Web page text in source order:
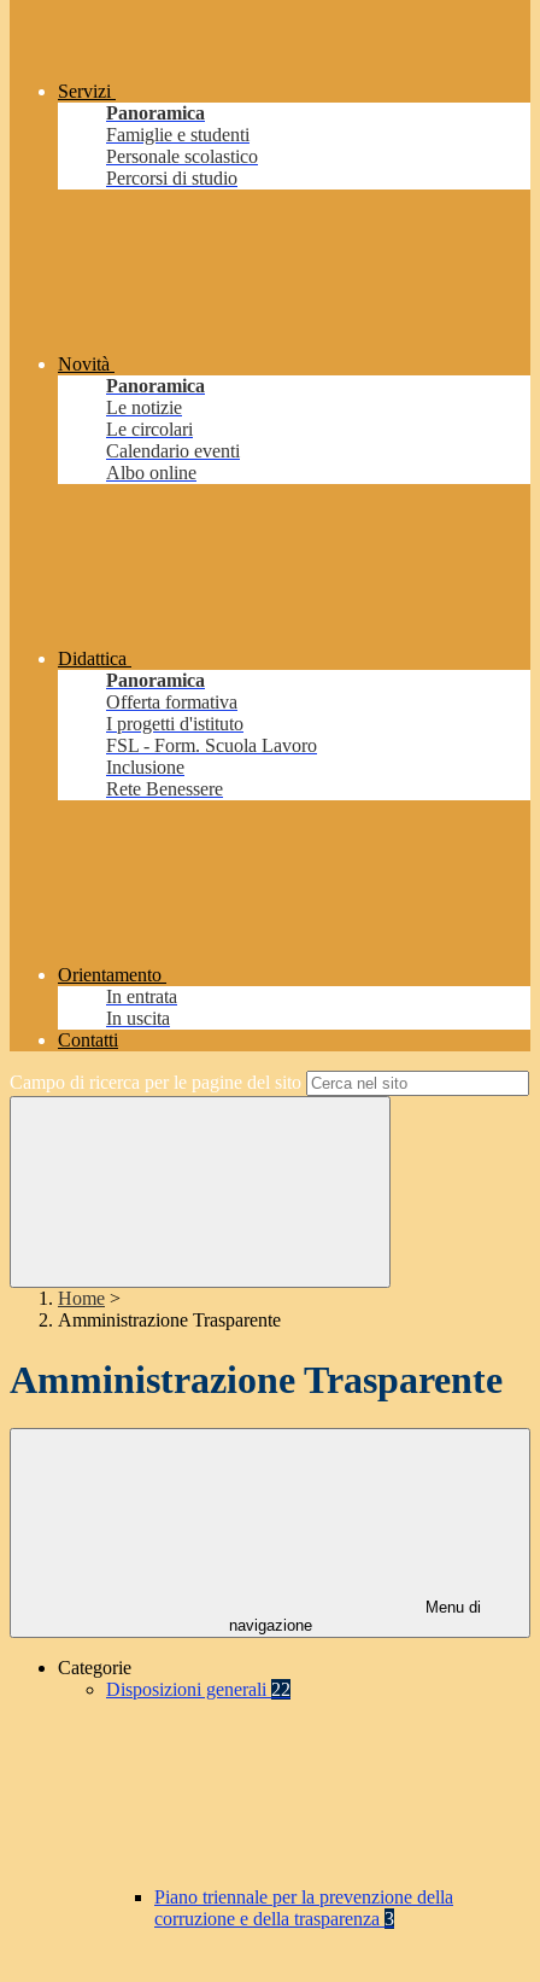
Servizi
Panoramica
Famiglie e studenti
Personale scolastico
Percorsi di studio
Novità
Panoramica
Le notizie
Le circolari
Calendario eventi
Albo online
Didattica
Panoramica
Offerta formativa
I progetti d'istituto
FSL - Form. Scuola Lavoro
Inclusione
Rete Benessere
Orientamento
In entrata
In uscita
Contatti
Campo di ricerca per le pagine del sito
Home >
Amministrazione Trasparente
Amministrazione Trasparente
Menu di
navigazione
Categorie
Disposizioni generali 22
Piano triennale per la prevenzione della
corruzione e della trasparenza 3